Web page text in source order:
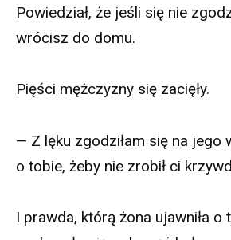
Powiedział, że jeśli się nie
wrócisz do domu.
Pięści mężczyzny się zacięły.
— Z lęku zgodziłam się na jego
o tobie, żeby nie zrobił ci
I prawda, którą żona ujawniła o